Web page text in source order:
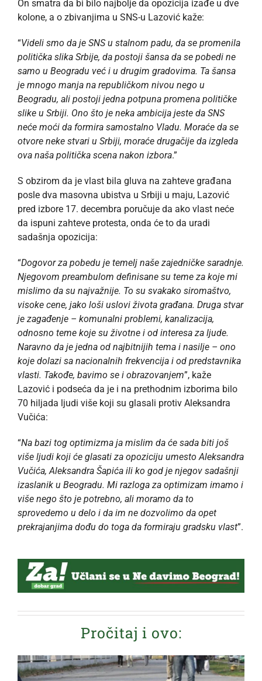
On smatra da bi bilo najbolje da opozicija izađe u dve
kolone, a o zbivanjima u SNS-u Lazović kaže:
“Videli smo da je SNS u stalnom padu, da se promenila
politička slika Srbije, da postoji šansa da se pobedi ne
samo u Beogradu već i u drugim gradovima. Ta šansa
je mnogo manja na republičkom nivou nego u
Beogradu, ali postoji jedna potpuna promena političke
slike u Srbiji. Ono što je neka ambicija jeste da SNS
neće moći da formira samostalno Vladu. Moraće da se
otvore neke stvari u Srbiji, moraće drugačije da izgleda
ova naša politička scena nakon izbora.”
S obzirom da je vlast bila gluva na zahteve građana
posle dva masovna ubistva u Srbiji u maju, Lazović
pred izbore 17. decembra poručuje da ako vlast neće
da ispuni zahteve protesta, onda će to da uradi
sadašnja opozicija:
“Dogovor za pobedu je temelj naše zajedničke saradnje.
Njegovom preambulom definisane su teme za koje mi
mislimo da su najvažnije. To su svakako siromaštvo,
visoke cene, jako loši uslovi života građana. Druga stvar
je zagađenje – komunalni problemi, kanalizacija,
odnosno teme koje su životne i od interesa za ljude.
Naravno da je jedna od najbitnijih tema i nasilje – ono
koje dolazi sa nacionalnih frekvencija i od predstavnika
vlasti. Takođe, bavimo se i obrazovanjem”, kaže
Lazović i podseća da je i na prethodnim izborima bilo
70 hiljada ljudi više koji su glasali protiv Aleksandra
Vučića:
“Na bazi tog optimizma ja mislim da će sada biti još
više ljudi koji će glasati za opoziciju umesto Aleksandra
Vučića, Aleksandra Šapića ili ko god je njegov sadašnji
izaslanik u Beogradu. Mi razloga za optimizam imamo i
više nego što je potrebno, ali moramo da to
sprovedemo u delo i da im ne dozvolimo da opet
prekrajanjima dođu do toga da formiraju gradsku vlast”.
Pročitaj i ovo: